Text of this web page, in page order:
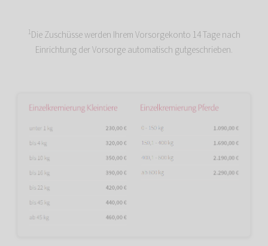
1Die Zuschüsse werden Ihrem Vorsorgekonto 14 Tage nach
Einrichtung der Vorsorge automatisch gutgeschrieben.